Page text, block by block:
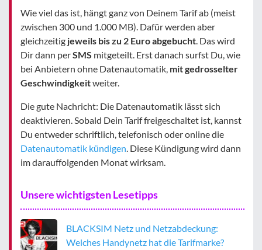
Wie viel das ist, hängt ganz von Deinem Tarif ab (meist
zwischen 300 und 1.000 MB). Dafür werden aber
gleichzeitig jeweils bis zu 2 Euro abgebucht . Das wird
Dir dann perSMS mitgeteilt. Erst danach surfst Du, wie
bei Anbietern ohne Datenautomatik, mit gedrosselter
Geschwindigkeitweiter.
Die gute Nachricht: Die Datenautomatik lässt sich
deaktivieren. Sobald Dein Tarif freigeschaltet ist, kannst
Du entweder schriftlich, telefonisch oder online die
Datenautomatik kündigen . Diese Kündigung wird dann
im darauffolgenden Monat wirksam.
Unsere wichtigsten Lesetipps
BLACKSIM Netz und Netzabdeckung:
Welches Handynetz hat die Tarifmarke?